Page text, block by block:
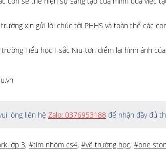
trường xin gửi lời chúc tới PHHS và toàn thể các
trường Tiểu học I-sắc Niu-tơn điểm lại hình ảnh
lòng liên hệ Zalo: 0376953188 để nhận đầy đủ
lớp 3, #tìm nhóm cs4, #vẽ trường học, #one